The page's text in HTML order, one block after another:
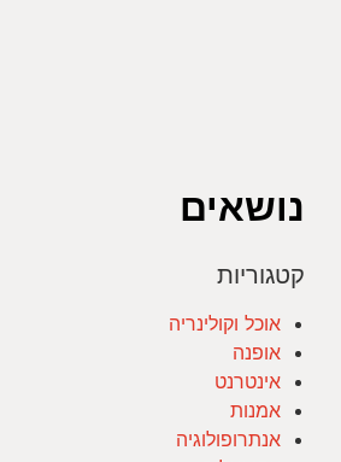
נושאים
קטגוריות
אוכל וקולינריה
אופנה
אינטרנט
אמנות
אנתרופולוגיה